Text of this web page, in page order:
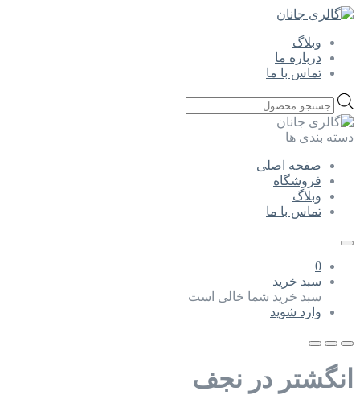
وبلاگ
درباره ما
تماس با ما
Products
search
دسته بندی ها
صفحه اصلی
فروشگاه
وبلاگ
تماس با ما
0
سبد خرید
سبد خرید شما خالی است
وارد شوید
انگشتر در نجف